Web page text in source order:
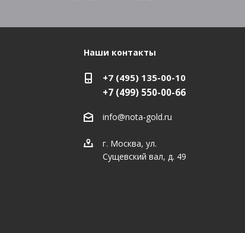
Наши контакты
+7 (495) 135-00-10
+7 (499) 550-00-66
info@nota-gold.ru
г. Москва, ул.
Сущевский вал, д. 49